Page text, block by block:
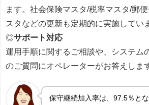
ます。社会保険マスタ/税率マスタ/郵
スタなどの更新も定期的に実施してい
◎サポート対応
運用手順に関するご相談や、システム
のご質問にオペレーターがお答えしま
保守継続加入率は、97.5％とな